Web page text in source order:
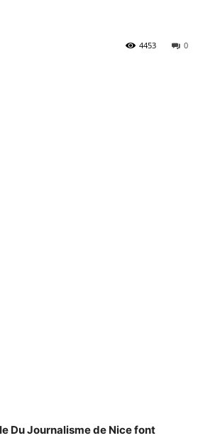
0
4453
Du Journalisme de Nice font